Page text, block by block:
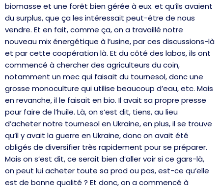
biomasse et une forêt bien gérée à eux. et qu’ils avaient
du surplus, que ça les intéressait peut-être de nous
vendre. Et en fait, comme ça, on a travaillé notre
nouveau mix énergétique à l’usine, par ces discussions-là
et par cette coopération là. Et du côté des labos, ils ont
commencé à chercher des agriculteurs du coin,
notamment un mec qui faisait du tournesol, donc une
grosse monoculture qui utilise beaucoup d’eau, etc. Mais
en revanche, il le faisait en bio. Il avait sa propre presse
pour faire de l’huile. Là, on s’est dit, tiens, au lieu
d’acheter notre tournesol en Ukraine, en plus, il se trouve
qu’il y avait la guerre en Ukraine, donc on avait été
obligés de diversifier très rapidement pour se préparer.
Mais on s’est dit, ce serait bien d’aller voir si ce gars-là,
on peut lui acheter toute sa prod ou pas, est-ce qu’elle
est de bonne qualité ? Et donc, on a commencé à